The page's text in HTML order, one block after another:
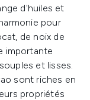
d'huiles et
pour
de noix de
importante
et lisses.
sont riches en
propriétés